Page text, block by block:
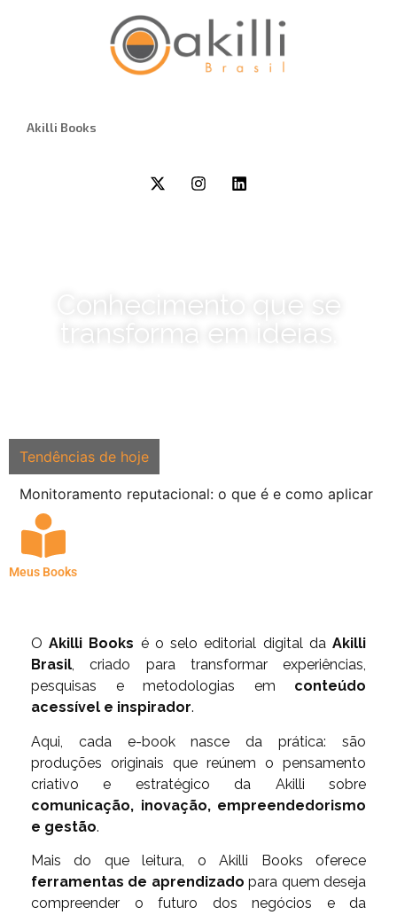
Akilli Books
Conhecimento que se
transforma em ideias.
Tendências de hoje
Monitoramento reputacional: o que é e como aplicar
Meus Books
OAkilli Books é o selo editorial digital daAkilli
Brasil, criado para transformar experiências,
pesquisas e metodologias em conteúdo
acessível e inspirador.
Aqui, cada e-book nasce da prática: são
produções originais que reúnem o pensamento
criativo e estratégico da Akilli sobre
comunicação, inovação, empreendedorismo
e gestão.
Mais do que leitura, o Akilli Books oferece
ferramentas de aprendizado para quem deseja
compreender o futuro dos negócios e da